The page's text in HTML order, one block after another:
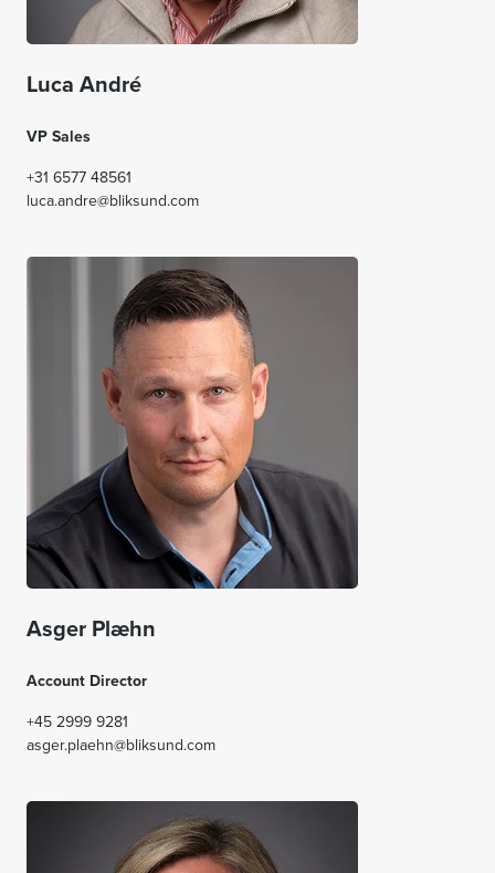
Luca André
VP Sales
+31 6577 48561
luca.andre@bliksund.com
Asger Plæhn
Account Director
+45 2999 9281
asger.plaehn@bliksund.com